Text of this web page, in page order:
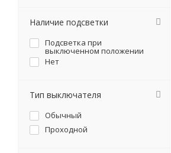
Наличие подсветки
Подсветка при
выключенном положении
Нет
Тип выключателя
Обычный
Проходной